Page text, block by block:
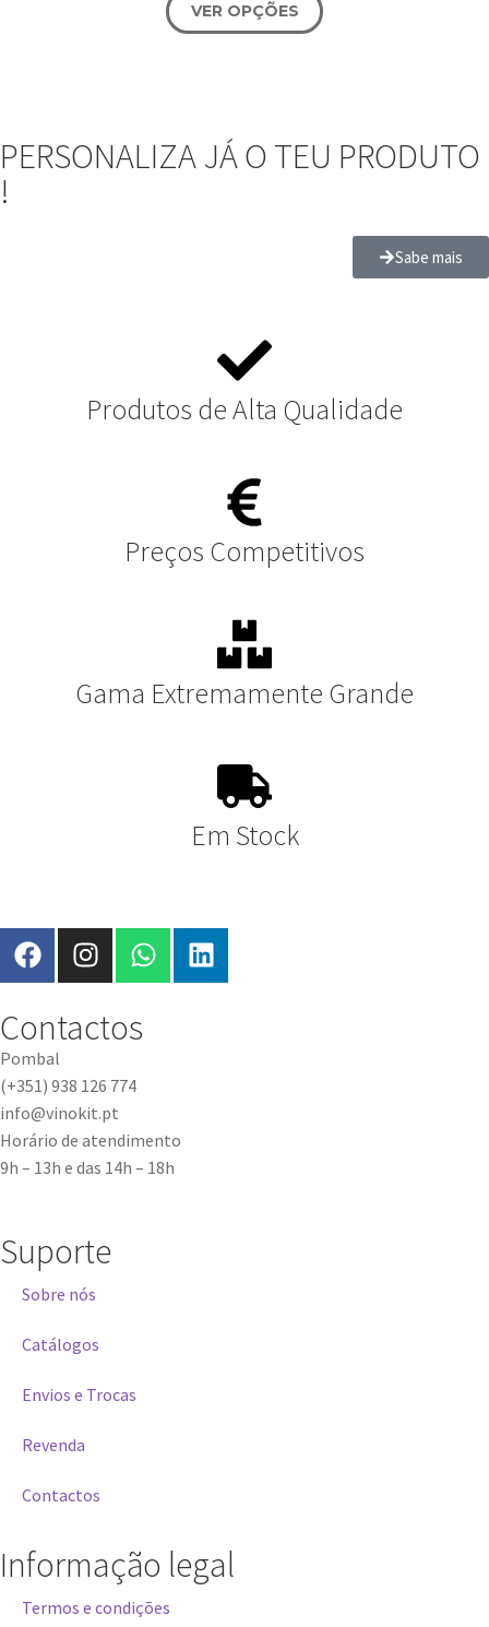
VER OPÇÕES
PERSONALIZA JÁ O TEU PRODUTO
!
Sabe mais
Produtos de Alta Qualidade
Preços Competitivos
Gama Extremamente Grande
Em Stock
Contactos
Pombal
(+351) 938 126 774
info@vinokit.pt
Horário de atendimento
9h – 13h e das 14h – 18h
Suporte
Sobre nós
Catálogos
Envios e Trocas
Revenda
Contactos
Informação legal
Termos e condições